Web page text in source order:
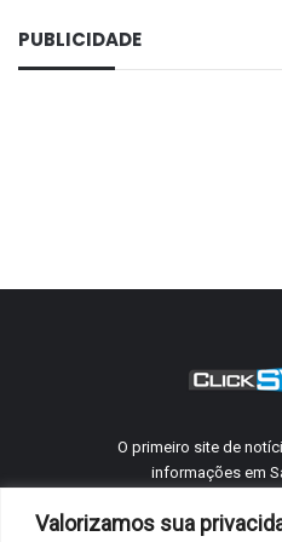
Valorizamos sua
no dia 13, às 20 horas entre
Flamengo do BDA; dia 14, às
PUBLICIDADE
O primeiro site de
informações em